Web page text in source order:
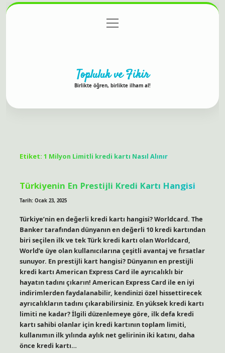
Gizlilik Politikası
menüyü
aç
Topluluk ve Fikir
Birlikte öğren, birlikte ilham al!
Etiket: 1 Milyon Limitli kredi kartı Nasıl Alınır
Türkiyenin En Prestijli Kredi Kartı Hangisi
Tarih: Ocak 23, 2025
Türkiye’nin en değerli kredi kartı hangisi? Worldcard. The
Banker tarafından dünyanın en değerli 10 kredi kartından
biri seçilen ilk ve tek Türk kredi kartı olan Worldcard,
World’e üye olan kullanıcılarına çeşitli avantaj ve fırsatlar
sunuyor. En prestijli kart hangisi? Dünyanın en prestijli
kredi kartı American Express Card ile ayrıcalıklı bir
hayatın tadını çıkarın! American Express Card ile en iyi
indirimlerden faydalanabilir, kendinizi özel hissettirecek
ayrıcalıkların tadını çıkarabilirsiniz. En yüksek kredi kartı
limiti ne kadar? İlgili düzenlemeye göre, ilk defa kredi
kartı sahibi olanlar için kredi kartının toplam limiti,
kullanımın ilk yılında aylık net gelirinin iki katını, daha
önce kredi kartı…